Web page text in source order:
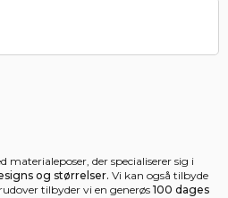
materialeposer, der specialiserer sig i
og størrelser. Vi kan også tilbyde
tilbyder vi en generøs 100 dages